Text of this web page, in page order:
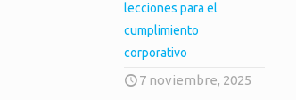
lecciones para el
cumplimiento
corporativo
7 noviembre, 2025